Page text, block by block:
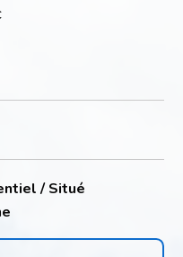
/ Situé